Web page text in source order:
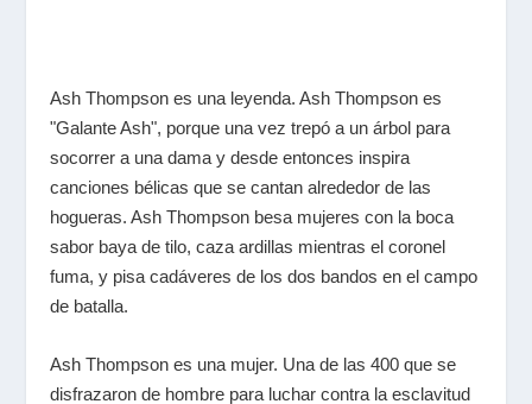
Ash Thompson es una leyenda. Ash Thompson es
"Galante Ash", porque una vez trepó a un árbol para
socorrer a una dama y desde entonces inspira
canciones bélicas que se cantan alrededor de las
hogueras. Ash Thompson besa mujeres con la boca
sabor baya de tilo, caza ardillas mientras el coronel
fuma, y pisa cadáveres de los dos bandos en el campo
de batalla.
Ash Thompson es una mujer. Una de las 400 que se
disfrazaron de hombre para luchar contra la esclavitud